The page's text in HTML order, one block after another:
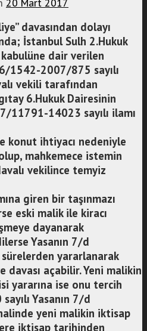
20 Mart 2017
davasından dolayı
İstanbul Sulh 2.Hukuk
kabulüne dair verilen
1542-2007/875 sayılı
vekili tarafından
6.Hukuk Dairesinin
11791-14023 sayılı ilamı
konut ihtiyacı nedeniyle
mahkemece istemin
vekilince temyiz
giren bir taşınmazı
eski malik ile kiracı
dayanarak
Yasanın 7/d
yararlanarak
açabilir. Yeni malikin
yararına ise onu tercih
Yasanın 7/d
yeni malikin iktisap
iktisap tarihinden